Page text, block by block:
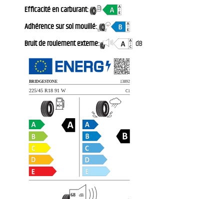
Efficacité en carburant:
Adhérence sur sol mouillé:
Bruit de roulement externe:
dB